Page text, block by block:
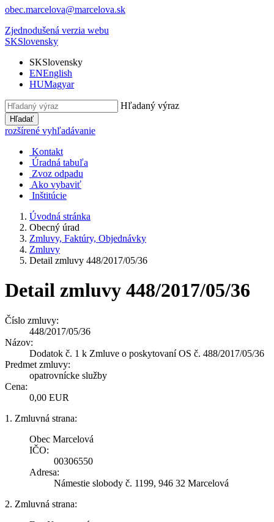
obec.marcelova@marcelova.sk
Zjednodušená verzia webu
SKSlovensky
SKSlovensky
ENEnglish
HUMagyar
Hľadaný výraz
Hľadať
rozšírené vyhľadávanie
Kontakt
Úradná tabuľa
Zvoz odpadu
Ako vybaviť
Inštitúcie
Úvodná stránka
Obecný úrad
Zmluvy, Faktúry, Objednávky
Zmluvy
Detail zmluvy 448/2017/05/36
Detail zmluvy 448/2017/05/36
Číslo zmluvy:
448/2017/05/36
Názov:
Dodatok č. 1 k Zmluve o poskytovaní OS č. 488/2017/05/36
Predmet zmluvy:
opatrovnícke služby
Cena:
0,00 EUR
1. Zmluvná strana:
Obec Marcelová
IČO:
00306550
Adresa:
Námestie slobody č. 1199, 946 32 Marcelová
2. Zmluvná strana: